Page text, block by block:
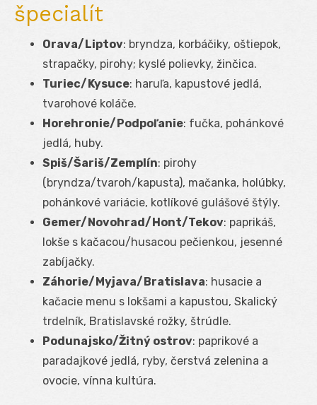
špecialít
Orava/Liptov: bryndza, korbáčiky, oštiepok,
strapačky, pirohy; kyslé polievky, žinčica.
Turiec/Kysuce: haruľa, kapustové jedlá,
tvarohové koláče.
Horehronie/Podpoľanie: fučka, pohánkové
jedlá, huby.
Spiš/Šariš/Zemplín: pirohy
(bryndza/tvaroh/kapusta), mačanka, holúbky,
pohánkové variácie, kotlíkové gulášové štýly.
Gemer/Novohrad/Hont/Tekov: paprikáš,
lokše s kačacou/husacou pečienkou, jesenné
zabíjačky.
Záhorie/Myjava/Bratislava: husacie a
kačacie menu s lokšami a kapustou, Skalický
trdelník, Bratislavské rožky, štrúdle.
Podunajsko/Žitný ostrov: paprikové a
paradajkové jedlá, ryby, čerstvá zelenina a
ovocie, vínna kultúra.